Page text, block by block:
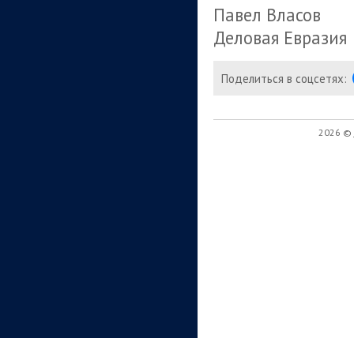
Павел Власов
Деловая Евразия
Поделиться в соцсетях:
2026 ©